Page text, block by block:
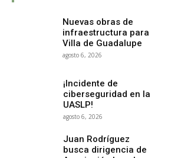
Nuevas obras de
infraestructura para
Villa de Guadalupe
agosto 6, 2026
¡Incidente de
ciberseguridad en la
UASLP!
agosto 6, 2026
Juan Rodríguez
busca dirigencia de